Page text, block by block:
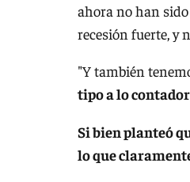
ahora no han
recesión fuerte, y
"Y también
tipo a lo
Si bien planteó
lo que